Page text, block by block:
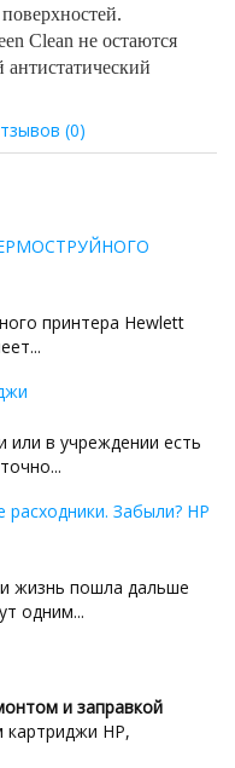
Clean не остаются
антистатический
(0)
принтера Hewlett
или в учреждении есть
Забыли? HP
жизнь пошла дальше
одним...
и заправкой
HP,